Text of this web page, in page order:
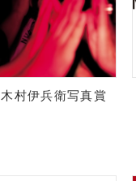
木村伊兵衛写真賞